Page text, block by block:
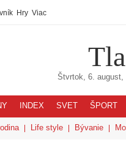
Hry Viac
Štvrtok, 6. august,
INDEX SVET ŠPORT
Life style Bývanie